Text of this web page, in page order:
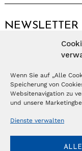
Wenn Sie auf „Alle
Speicherung von
Websitenavigation zu
und unsere
Dienste verwalten
NEWSLETTER
© Copyright 2026 –
Tourismus Lifestyle